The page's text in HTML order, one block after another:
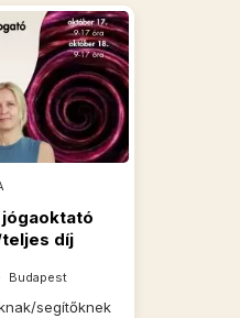
díj
Budapest
segítőknek